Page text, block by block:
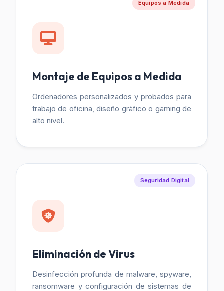
Equipos a Medida
Montaje de Equipos a Medida
Ordenadores personalizados y probados para
trabajo de oficina, diseño gráfico o gaming de
alto nivel.
Seguridad Digital
Eliminación de Virus
Desinfección profunda de malware, spyware,
ransomware y configuración de sistemas de